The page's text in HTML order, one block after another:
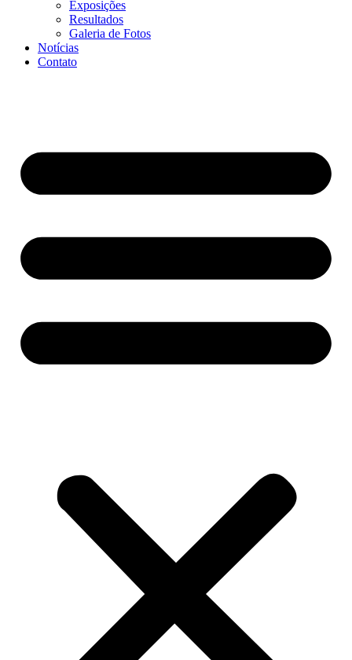
Exposições
Resultados
Galeria de Fotos
Notícias
Contato